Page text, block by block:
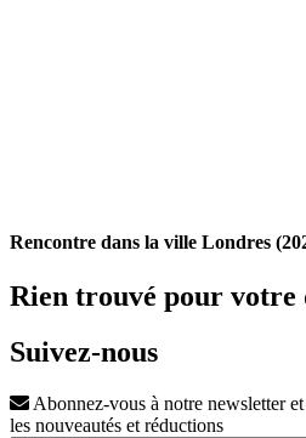
Rencontre dans la ville Londres
Rien trouvé pour votre
Suivez-nous
Abonnez-vous à notre newsletter
les nouveautés et réductions